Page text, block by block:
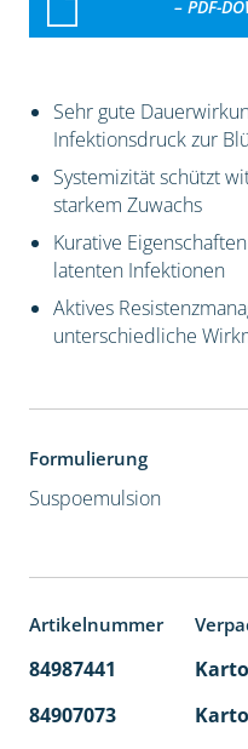
– PDF-
Sehr gute
Infektionsdruck zur
Systemizität schützt
starkem Zuwachs
Kurative
latenten Infektionen
Aktives
unterschiedliche
Formulierung
Suspoemulsion
Artikelnummer
84987441
84907073